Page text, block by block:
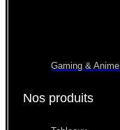
Gaming & Anime
Nos produits